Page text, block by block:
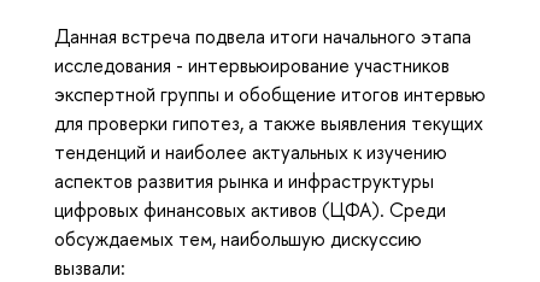
Данная встреча подвела итоги начального этапа
исследования - интервьюирование участников
экспертной группы и обобщение итогов интервью
для проверки гипотез, а также выявления текущих
тенденций и наиболее актуальных к изучению
аспектов развития рынка и инфраструктуры
цифровых финансовых активов (ЦФА). Среди
обсуждаемых тем, наибольшую дискуссию
вызвали: